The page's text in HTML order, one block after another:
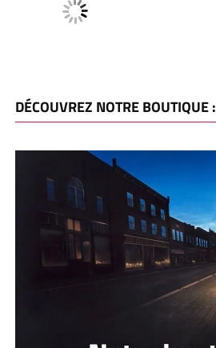
DÉCOUVREZ NOTRE BOUTIQUE :